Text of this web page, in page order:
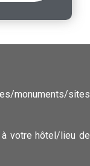
monuments/sites
votre hôtel/lieu de